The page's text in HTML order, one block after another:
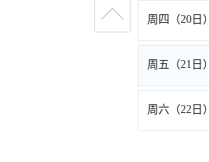
周四（20日）
周五（21日）
周六（22日）